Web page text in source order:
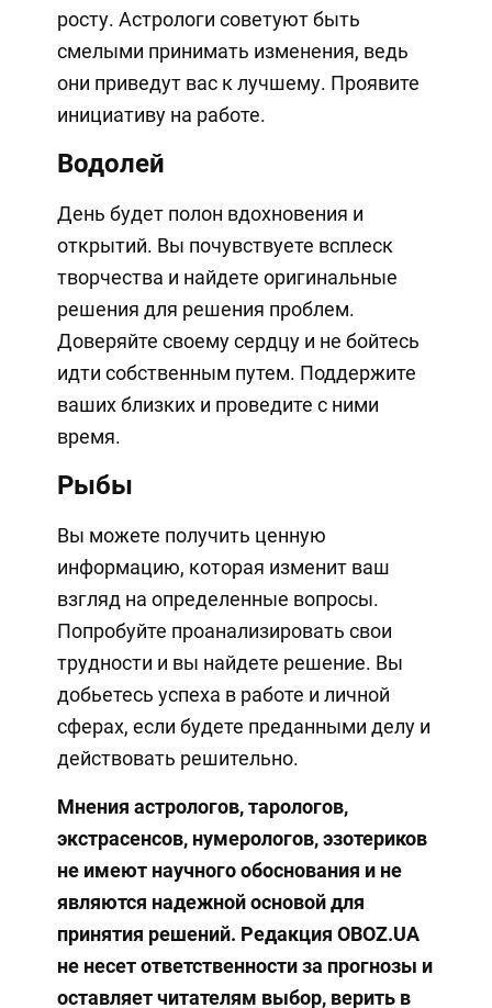
росту. Астрологи советуют быть
смелыми принимать изменения, ведь
они приведут вас к лучшему. Проявите
инициативу на работе.
Водолей
День будет полон вдохновения и
открытий. Вы почувствуете всплеск
творчества и найдете оригинальные
решения для решения проблем.
Доверяйте своему сердцу и не бойтесь
идти собственным путем. Поддержите
ваших близких и проведите с ними
время.
Рыбы
Вы можете получить ценную
информацию, которая изменит ваш
взгляд на определенные вопросы.
Попробуйте проанализировать свои
трудности и вы найдете решение. Вы
добьетесь успеха в работе и личной
сферах, если будете преданными делу и
действовать решительно.
Мнения астрологов, тарологов,
экстрасенсов, нумерологов, эзотериков
не имеют научного обоснования и не
являются надежной основой для
принятия решений. Редакция OBOZ.UA
не несет ответственности за прогнозы и
оставляет читателям выбор, верить в